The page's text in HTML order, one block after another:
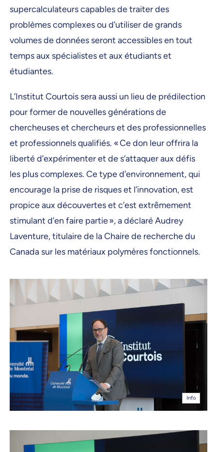
supercalculateurs capables de traiter des
problèmes complexes ou d’utiliser de grands
volumes de données seront accessibles en tout
temps aux spécialistes et aux étudiants et
étudiantes.
L’Institut Courtois sera aussi un lieu de prédilection
pour former de nouvelles générations de
chercheuses et chercheurs et des professionnelles
et professionnels qualifiés. « Ce don leur offrira la
liberté d’expérimenter et de s’attaquer aux défis
les plus complexes. Ce type d’environnement, qui
encourage la prise de risques et l’innovation, est
propice aux découvertes et c’est extrêmement
stimulant d’en faire partie », a déclaré Audrey
Laventure, titulaire de la Chaire de recherche du
Canada sur les matériaux polymères fonctionnels.
Info